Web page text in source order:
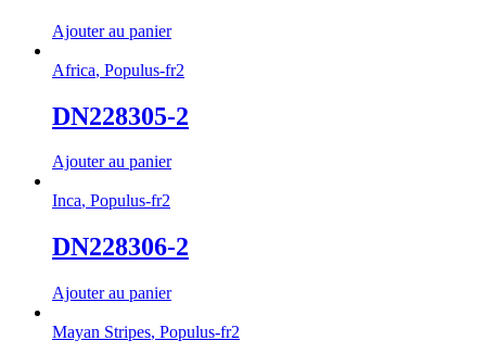
Ajouter au panier
Africa, Populus-fr2
DN228305-2
Ajouter au panier
Inca, Populus-fr2
DN228306-2
Ajouter au panier
Mayan Stripes, Populus-fr2